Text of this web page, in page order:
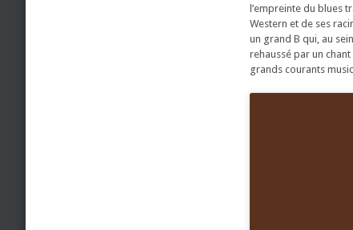
l’empreinte du blues
Western et de ses
un grand B qui, au
rehaussé par un
grands courants